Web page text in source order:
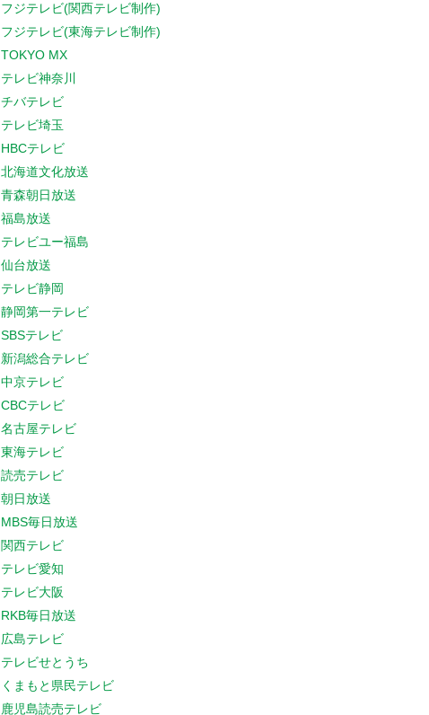
フジテレビ(関西テレビ制作)
フジテレビ(東海テレビ制作)
TOKYO MX
テレビ神奈川
チバテレビ
テレビ埼玉
HBCテレビ
北海道文化放送
青森朝日放送
福島放送
テレビユー福島
仙台放送
テレビ静岡
静岡第一テレビ
SBSテレビ
新潟総合テレビ
中京テレビ
CBCテレビ
名古屋テレビ
東海テレビ
読売テレビ
朝日放送
MBS毎日放送
関西テレビ
テレビ愛知
テレビ大阪
RKB毎日放送
広島テレビ
テレビせとうち
くまもと県民テレビ
鹿児島読売テレビ